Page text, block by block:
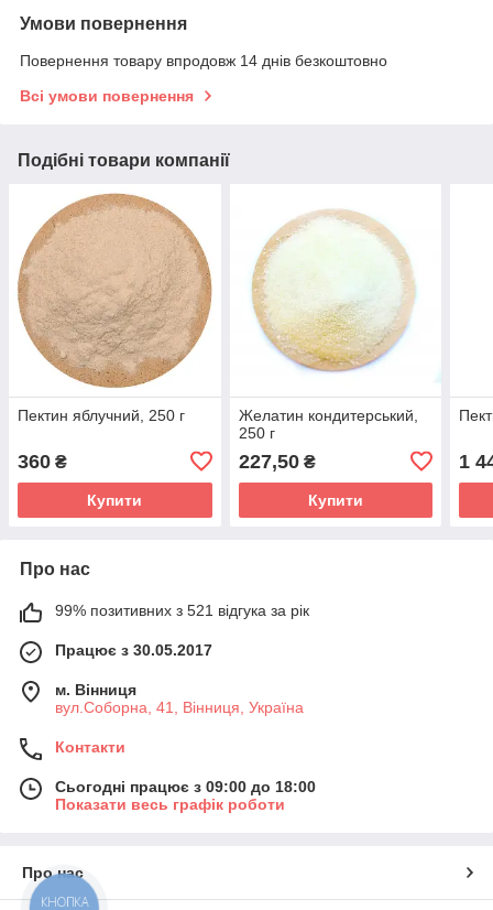
Умови повернення
Повернення товару впродовж 14 днів безкоштовно
Всі умови повернення
Подібні товари компанії
Пектин яблучний, 250 г
360 ₴
Купити
Желатин кондитерський,
250 г
227,50₴
Купити
1
Про нас
99% позитивних з 521 відгука за рік
Працює з 30.05.2017
м. Вінниця
вул.Соборна, 41, Вінниця, Україна
Контакти
Сьогодні працює з 09:00 до 18:00
Показати весь графік роботи
Про нас
КНОПКА